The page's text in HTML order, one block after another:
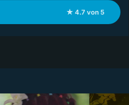
★ 4.7 von 5